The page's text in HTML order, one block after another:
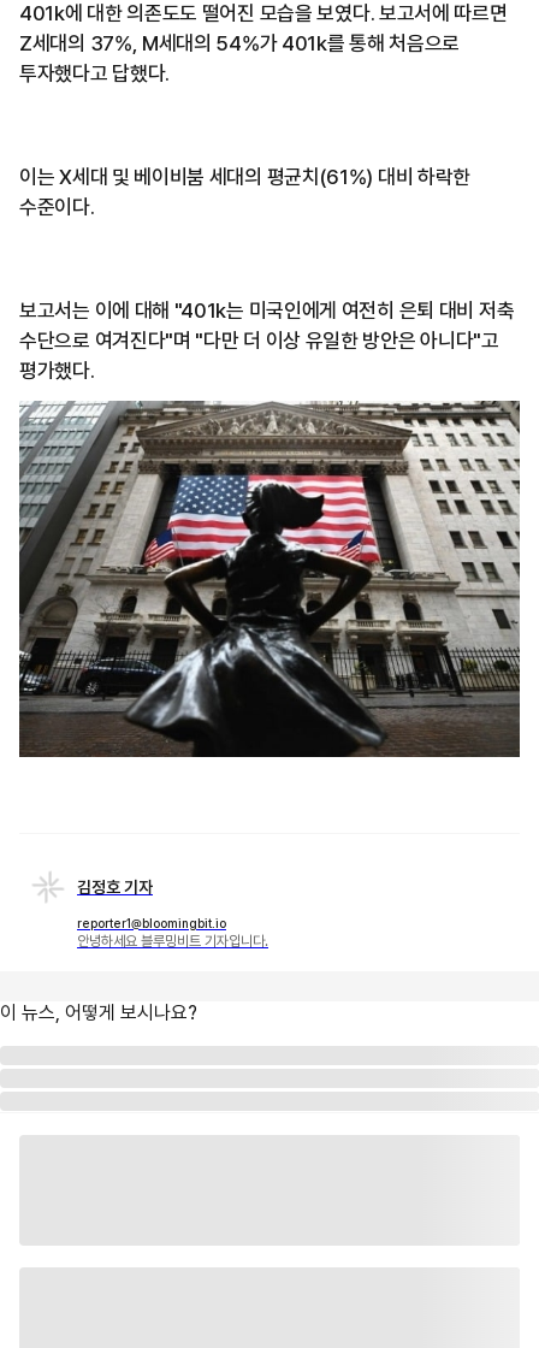
401k에 대한 의존도도 떨어진 모습을 보였다. 보고서에 따르면
Z세대의 37%, M세대의 54%가 401k를 통해 처음으로
투자했다고 답했다.
이는 X세대 및 베이비붐 세대의 평균치(61%) 대비 하락한
수준이다.
보고서는 이에 대해 "401k는 미국인에게 여전히 은퇴 대비 저축
수단으로 여겨진다"며 "다만 더 이상 유일한 방안은 아니다"고
평가했다.
김정호 기자
reporter1@bloomingbit.io
안녕하세요 블루밍비트 기자입니다.
이 뉴스, 어떻게 보시나요?